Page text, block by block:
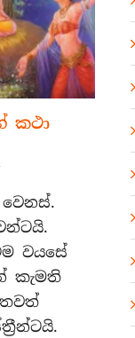
කථා
01,02.
වස්තුව
වයසේ
කැමති